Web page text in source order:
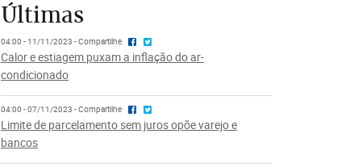
Últimas
04:00 - 11/11/2023 - Compartilhe
Calor e estiagem puxam a inflação do ar-
condicionado
04:00 - 07/11/2023 - Compartilhe
Limite de parcelamento sem juros opõe varejo e
bancos